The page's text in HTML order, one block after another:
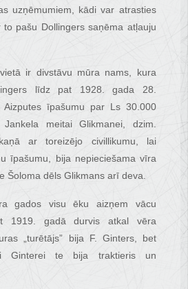
uzņēmumiem, kādi var atrasties
pašu Dollingers saņēma atļauju
ir divstāvu mūra nams, kura
līdz pat 1928. gada 28.
īpašumu par Ls 30.000
Jankela meitai Glikmanei, dzim.
ar toreizējo civillikumu, lai
īpašumu, bija nepieciešama vīra
Šoloma dēls Glikmans arī deva.
gados visu ēku aizņem vācu
1919. gadā durvis atkal vēra
„turētājs” bija F. Ginters, bet
Ginterei te bija traktieris un